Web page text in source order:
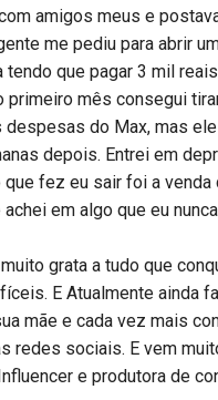
amigos meus e
me pediu para abrir
tendo que pagar 3 mil
primeiro mês consegui
despesas do Max, mas
depois. Entrei em
que fez eu sair foi a venda
achei em algo que eu
grata a tudo que
E Atualmente ainda
mãe e cada vez mais
redes sociais. E vem
e produtora de